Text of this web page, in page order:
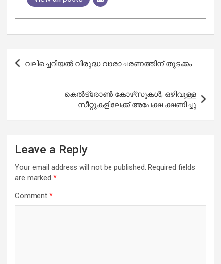
Post
navigation
വലിച്ചെറിയൽ വിരുദ്ധ വാരാചരണത്തിന് തുടക്കം
കെല്‍ട്രോണ്‍ കോഴ്‌സുകള്‍; ഒഴിവുള്ള
സീറ്റുകളിലേക്ക് അപേക്ഷ ക്ഷണിച്ചു
Leave a Reply
Your email address will not be published. Required fields
are marked *
Comment *